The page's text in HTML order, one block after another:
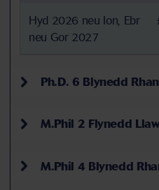
Hyd 2026 neu Ion, Ebr
neu Gor 2027
Ph.D. 6 Blynedd
M.Phil 2 Flynedd
M.Phil 4 Blynedd